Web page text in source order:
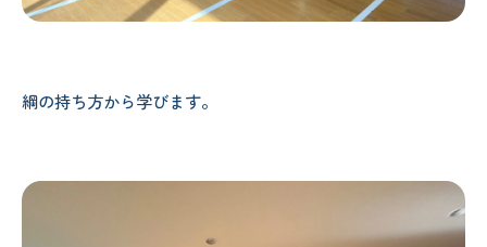
綱の持ち方から学びます。